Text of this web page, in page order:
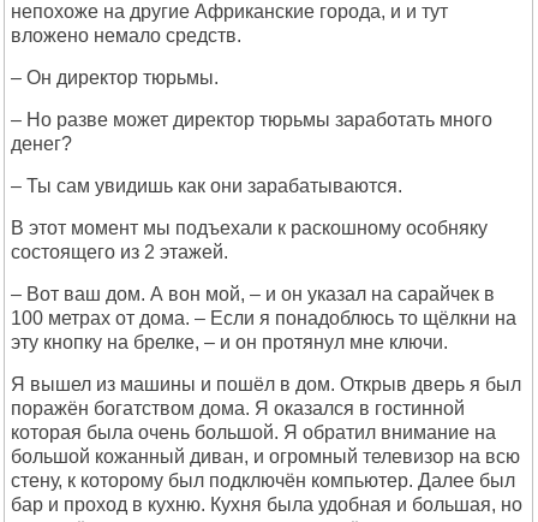
непохоже на другие Африканские города, и и тут
вложено немало средств.
– Он директор тюрьмы.
– Но разве может директор тюрьмы заработать много
денег?
– Ты сам увидишь как они зарабатываются.
В этот момент мы подъехали к раскошному особняку
состоящего из 2 этажей.
– Вот ваш дом. А вон мой, – и он указал на сарайчек в
100 метрах от дома. – Если я понадоблюсь то щёлкни на
эту кнопку на брелке, – и он протянул мне ключи.
Я вышел из машины и пошёл в дом. Открыв дверь я был
поражён богатством дома. Я оказался в гостинной
которая была очень большой. Я обратил внимание на
большой кожанный диван, и огромный телевизор на всю
стену, к которому был подключён компьютер. Далее был
бар и проход в кухню. Кухня была удобная и большая, но